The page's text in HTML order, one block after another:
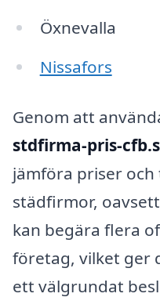
Öxnevalla
Nissafors
Genom att
stdfirma-pris-
jämföra priser
städfirmor,
kan begära flera
företag, vilket ger
ett välgrundat